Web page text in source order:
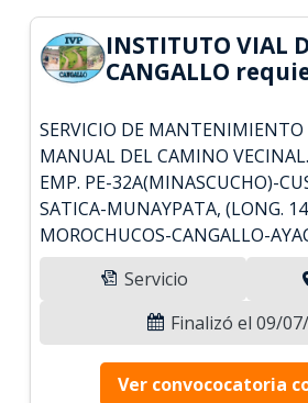
INSTITUTO VIAL
CANGALLO
SERVICIO DE
MANUAL DEL CAMINO
EMP. PE-32A(MINASCUCHO)-
SATICA-MUNAYPATA, (LONG.
MOROCHUCOS-CANGALLO-
Servicio
Finalizó el 09/
Ver convococatoria